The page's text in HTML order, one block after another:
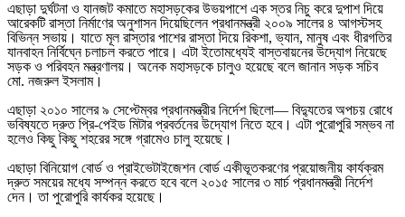
এছাড়া দুর্ঘটনা ও যানজট কমাতে মহাসড়কের উভয়পাশে এক স্তর নিচু করে দুপাশ দিয়ে
আরেকটি রাস্তা নির্মাণের অনুশাসন দিয়েছিলেন প্রধানমন্ত্রী ২০০৯ সালের ৪ আগস্টসহ
বিভিন্ন সভায়। যাতে মূল রাস্তার পাশের রাস্তা দিয়ে রিকশা, ভ্যান, মানুষ এবং ধীরগতির
যানবাহন নির্বিঘ্নে চলাচল করতে পারে। এটা ইতোমধ্যেই বাস্তবায়নের উদ্যোগ নিয়েছে
সড়ক ও পরিবহন মন্ত্রণালয়। অনেক মহাসড়কে চালুও হয়েছে বলে জানান সড়ক সচিব
মো. নজরুল ইসলাম।
এছাড়া ২০১০ সালের ৯ সেপ্টেম্বর প্রধানমন্ত্রীর নির্দেশ ছিলো— বিদ্যুতের অপচয় রোধে
ভবিষ্যতে দ্রুত প্রি-পেইড মিটার প্রবর্তনের উদ্যোগ নিতে হবে। এটা পুরোপুরি সম্ভব না
হলেও কিছু কিছু শহরের সঙ্গে গ্রামেও চালু হয়েছে।
এছাড়া বিনিয়োগ বোর্ড ও প্রাইভেটাইজেশন বোর্ড একীভূতকরণের প্রয়োজনীয় কার্যক্রম
দ্রুত সময়ের মধ্যে সম্পন্ন করতে হবে বলে ২০১৫ সালের ৩ মার্চ প্রধানমন্ত্রী নির্দেশ
দেন। তা পুরোপুরি কার্যকর হয়েছে।